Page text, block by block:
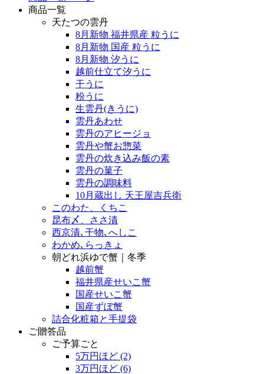
商品一覧
天たつの雲丹
8月新物 福井県産 粒うに
8月新物 国産 粒うに
8月新物 汐うに
越前仕立て汐うに
干うに
粉うに
生雲丹(きうに)
雲丹あわせ
雲丹のアヒージョ
雲丹や蟹お惣菜
雲丹の炊き込み飯の素
雲丹の菓子
雲丹の調味料
10月蔵出し 天王屋吉兵衛
このわた、くちこ
昆布〆、ささ漬
西京漬､干物､へしこ
わかめ､らっきょ
朝どれ浜ゆで蟹｜冬季
越前蟹
福井県産せいこ蟹
国産せいこ蟹
国産ずぼ蟹
詰合化粧箱と手提袋
ご贈答品
ご予算ごと
5万円ほど (2)
3万円ほど (6)